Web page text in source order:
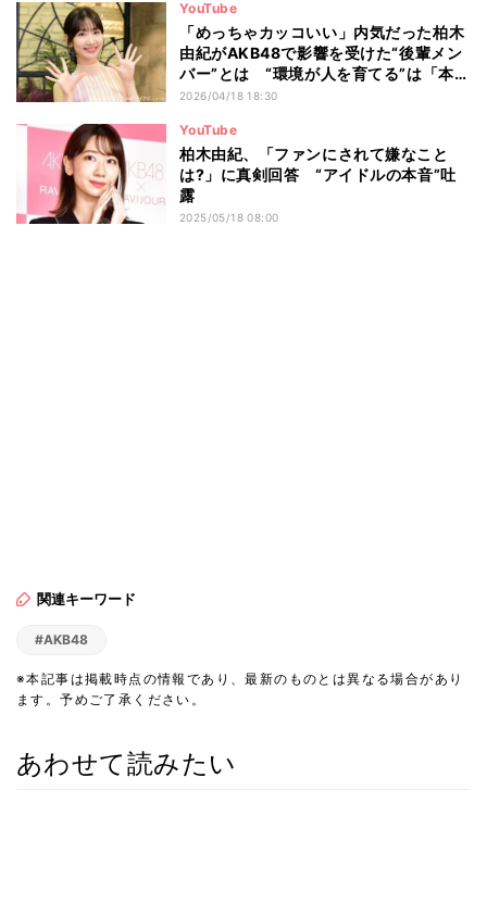
YouTube
「めっちゃカッコいい」内気だった柏木
由紀がAKB48で影響を受けた“後輩メン
バー”とは “環境が人を育てる”は「本当
にある」
2026/04/18 18:30
YouTube
柏木由紀、「ファンにされて嫌なこと
は?」に真剣回答 “アイドルの本音”吐
露
2025/05/18 08:00
関連キーワード
#AKB48
※本記事は掲載時点の情報であり、最新のものとは異なる場合があり
ます。予めご了承ください。
あわせて読みたい